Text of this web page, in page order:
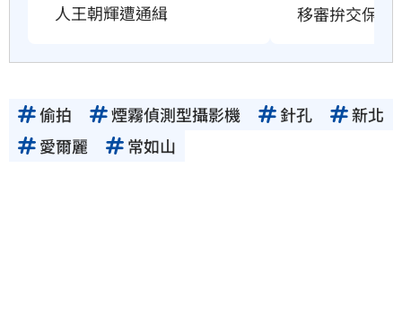
人王朝輝遭通緝
移審拚交保
偷拍 煙霧偵測型攝影機 針孔
新北
愛爾麗
常如山